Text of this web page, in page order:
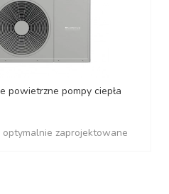
powietrzne pompy ciepła
zaprojektowane